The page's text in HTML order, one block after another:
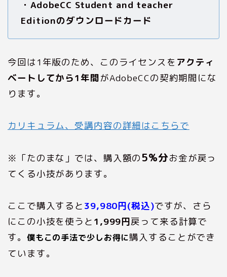
・AdobeCC Student and teacher
Editionのダウンロードカード
今回は1年版のため、このライセンスを アクティ
ベートしてから1年間がAdobeCCの契約期間にな
ります。
カリキュラム、受講内容の詳細はこちらで
※「たのまな」では、購入額の 5%分お金が戻っ
てくる小技があります。
ここで購入すると 39,980円(税込)ですが、さら
にこの小技を使うと 1,999円戻って来る計算で
す。 僕もこの手法で少しお得に購入することができ
ています。